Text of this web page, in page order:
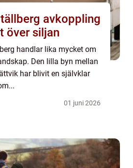
avkoppling
över siljan
handlar lika mycket om
Den lilla byn mellan
har blivit en självklar
01 juni 2026